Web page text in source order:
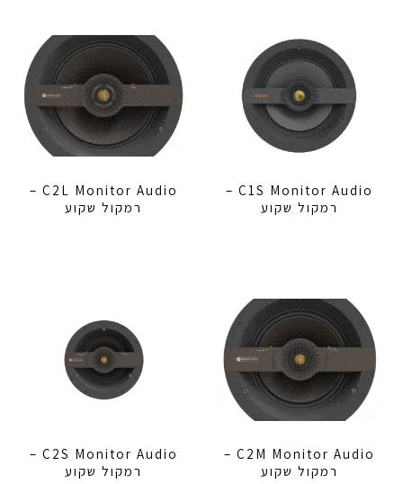
C1S Monitor Audio –
רמקול שקוע
C2L Monitor Audio –
רמקול שקוע
C2M Monitor Audio –
רמקול שקוע
C2S Monitor Audio –
רמקול שקוע